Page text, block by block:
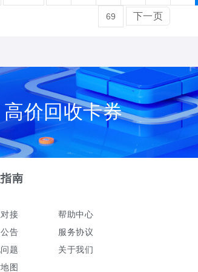
69 下一页
高价回收卡券
南
接
告
题
图
帮助中心
服务协议
关于我们